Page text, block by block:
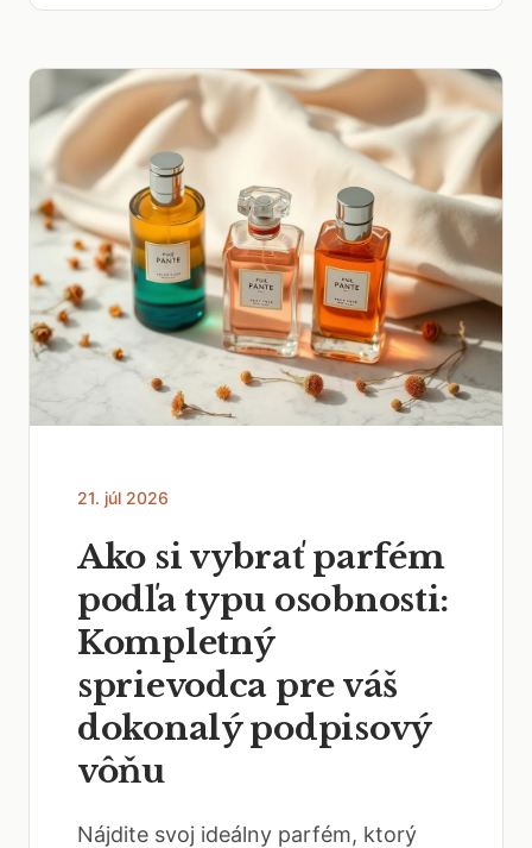
21. júl 2026
Ako si vybrať parfém
podľa typu osobnosti:
Kompletný
sprievodca pre váš
dokonalý podpisový
vôňu
Nájdite svoj ideálny parfém, ktorý